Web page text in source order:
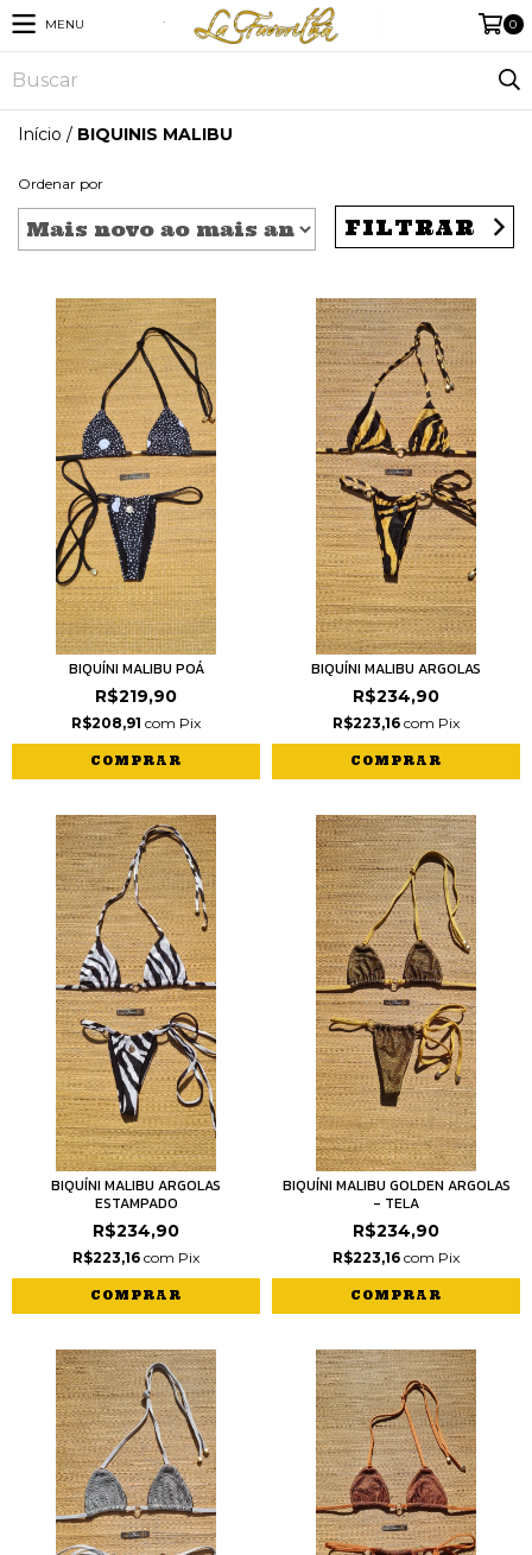
MENU 0
Início / BIQUINIS MALIBU
Ordenar por
FILTRAR
BIQUÍNI MALIBU POÁ
R$219,90
R$208,91 com Pix
COMPRAR
BIQUÍNI MALIBU ARGOLAS
R$234,90
R$223,16 com Pix
COMPRAR
BIQUÍNI MALIBU ARGOLAS
ESTAMPADO
R$234,90
R$223,16 com Pix
COMPRAR
BIQUÍNI MALIBU GOLDEN ARGOLAS
- TELA
R$234,90
R$223,16 com Pix
COMPRAR